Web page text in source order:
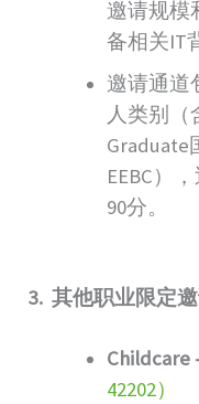
邀请规模
备相关IT
邀请通道
人类别（
Graduate
EEBC）
90分。
3. 其他职业限定
Childcare
42202）